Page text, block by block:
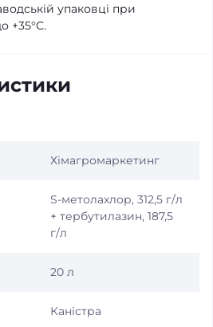
упаковці при
+35°С.
Хімагромаркетинг
S-метолахлор, 312,5 г/л
+ тербутилазин, 187,5
г/л
20 л
Каністра